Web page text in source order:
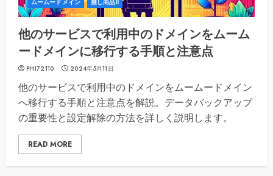
ムームードメイン 推し商品II
他のサービスで利用中のドメインをムーム
ードメインに移行する手順と注意点
PHI72110 2024年5月11日
他のサービスで利用中のドメインをムームードメイン
へ移行する手順と注意点を解説。データバックアップ
の重要性と設定解除の方法を詳しく説明します。
READ MORE